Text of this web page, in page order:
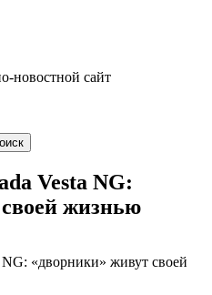
новостной сайт
Vesta NG:
жизнью